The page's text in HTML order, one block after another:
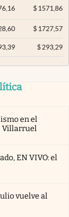
$1571,86
$1727,57
$293,29
en el
Villarruel
EN VIVO: el
vuelve al